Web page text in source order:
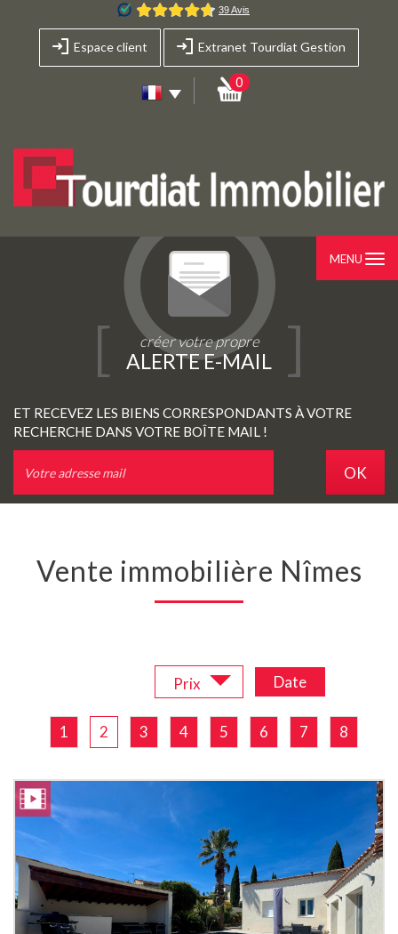
Espace client Extranet Tourdiat Gestion
0
MENU
créer votre propre
ALERTE E-MAIL
ET RECEVEZ LES BIENS CORRESPONDANTS À VOTRE
RECHERCHE DANS VOTRE BOÎTE MAIL !
OK
Vente immobilière Nîmes
Prix Date
1 2 3 4 5 6 7 8